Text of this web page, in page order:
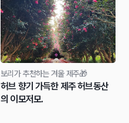
보리가 추천하는 겨울 제주🎁
허브 향기 가득한 제주 허브동산
의 이모저모.